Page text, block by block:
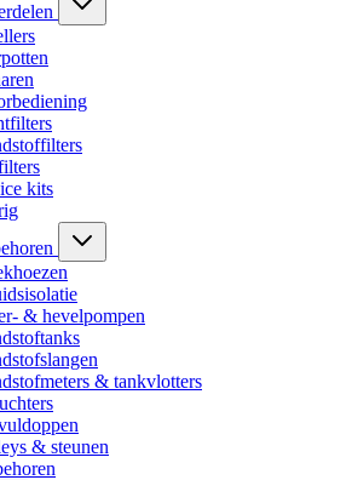
kits
& hevelpompen
& tankvlotters
& steunen